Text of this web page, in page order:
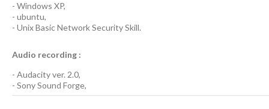
- Windows XP,
- ubuntu,
- Unix Basic Network SecuritySkill.
Audio recording :
- Audacity ver. 2.0,
- Sony Sound Forge,